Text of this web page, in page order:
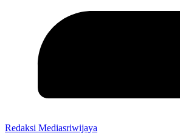
Redaksi Mediasriwijaya